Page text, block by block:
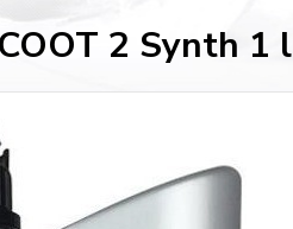
2 Synth 1 l